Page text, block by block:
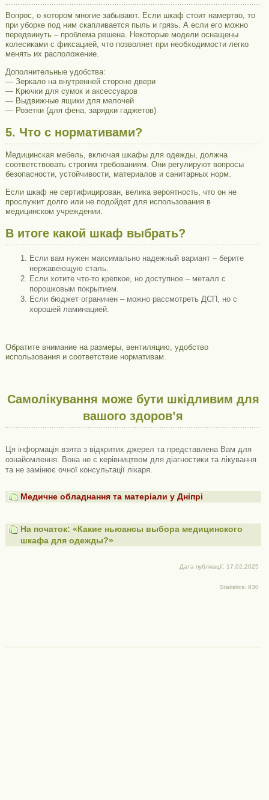
Вопрос, о котором многие забывают. Если шкаф стоит намертво, то
при уборке под ним скапливается пыль и грязь. А если его можно
передвинуть – проблема решена. Некоторые модели оснащены
колесиками с фиксацией, что позволяет при необходимости легко
менять их расположение.
Дополнительные удобства:
— Зеркало на внутренней стороне двери
— Крючки для сумок и аксессуаров
— Выдвижные ящики для мелочей
— Розетки (для фена, зарядки гаджетов)
5. Что с нормативами?
Медицинская мебель, включая шкафы для одежды, должна
соответствовать строгим требованиям. Они регулируют вопросы
безопасности, устойчивости, материалов и санитарных норм.
Если шкаф не сертифицирован, велика вероятность, что он не
прослужит долго или не подойдет для использования в
медицинском учреждении.
В итоге какой шкаф выбрать?
Если вам нужен максимально надежный вариант – берите
нержавеющую сталь.
Если хотите что-то крепкое, но доступное – металл с
порошковым покрытием.
Если бюджет ограничен – можно рассмотреть ДСП, но с
хорошей ламинацией.
Обратите внимание на размеры, вентиляцию, удобство
использования и соответствие нормативам.
Самолікування може бути шкідливим для
вашого здоров’я
Ця інформація взята з відкритих джерел та представлена ​​Вам для
ознайомлення. Вона не є керівництвом для діагностики та лікування
та не замінює очної консультації лікаря.
Медичне обладнання та матеріали у Дніпрі
На початок: «Какие ньюансы выбора медицинского
шкафа для одежды?»
Дата публікації: 17.02.2025
Statistics: 830